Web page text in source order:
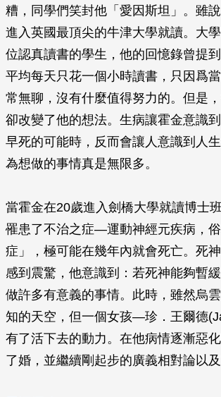
糟，同學們笑封他「愛因斯坦」。雖
進入英國最頂尖的牛津大學就讀。大
位認真讀書的學生，他的回憶錄曾提
平均每天只花一個小時讀書，只因爲
常無聊，沒有什麼值得努力的。但是
卻改變了他的想法。生病讓霍金意識
早死的可能時，反而會讓人意識到人
為想做的事情真是無限多。
當霍金在20歲進入劍橋大學就讀博士
罹患了不治之症—運動神經元疾病，
症」，極可能在幾年內就會死亡。死
感到震驚，他意識到：若死神能夠暫
做許多有意義的事情。此時，雖然烏
知的天空，但一個女孩—珍．王爾德
有了活下去的動力。在他病情逐漸惡
了婚，並繼續剛起步的廣義相對論以及